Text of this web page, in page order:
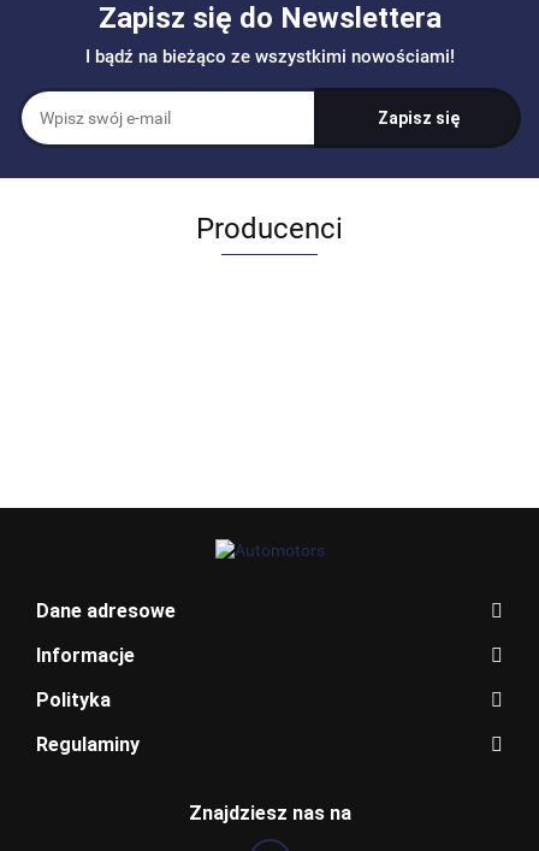
Zapisz się do Newslettera
I bądź na bieżąco ze wszystkimi nowościami!
Producenci
BENTLEY
Dane adresowe
Informacje
Polityka
Regulaminy
Znajdziesz nas na